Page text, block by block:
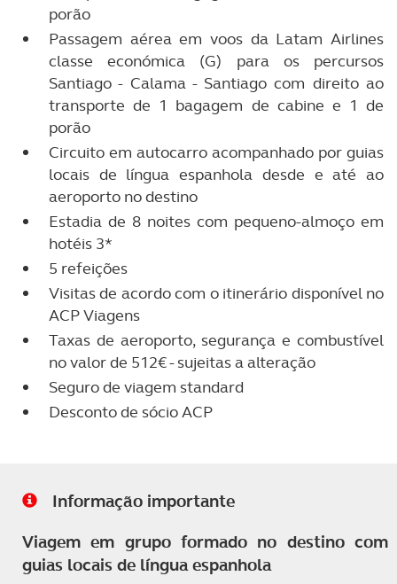
porão
Passagem aérea em voos da Latam Airlines
classe económica (G) para os percursos
Santiago - Calama - Santiago com direito ao
transporte de 1 bagagem de cabine e 1 de
porão
Circuito em autocarro acompanhado por guias
locais de língua espanhola desde e até ao
aeroporto no destino
Estadia de 8 noites com pequeno-almoço em
hotéis 3*
5 refeições
Visitas de acordo com o itinerário disponível no
ACP Viagens
Taxas de aeroporto, segurança e combustível
no valor de 512€ - sujeitas a alteração
Seguro de viagem standard
Desconto de sócio ACP
Informação importante
Viagem em grupo formado no destino com
guias locais de língua espanhola